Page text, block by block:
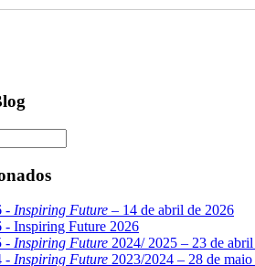
- Inspiring Future – 14 de abril de 2026
- Inspiring Future 2026
- Inspiring Future 2024/ 2025 – 23 de
- Inspiring Future 2023/2024 – 28 de